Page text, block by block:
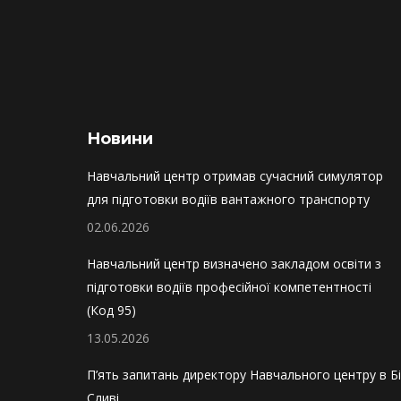
Новини
Навчальний центр отримав сучасний симулятор
для підготовки водіїв вантажного транспорту
02.06.2026
Навчальний центр визначено закладом освіти з
підготовки водіїв професійної компетентності
(Код 95)
13.05.2026
П’ять запитань директору Навчального центру в